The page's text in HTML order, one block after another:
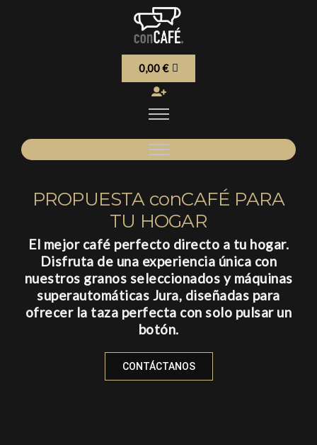
0,00€
PROPUESTA conCAFÉ PARA
TU HOGAR
El mejor café perfecto directo a tu hogar.
Disfruta de una experiencia única con
nuestros granos seleccionados y máquinas
superautomáticas Jura, diseñadas para
ofrecer la taza perfecta con solo pulsar un
botón.
CONTÁCTANOS